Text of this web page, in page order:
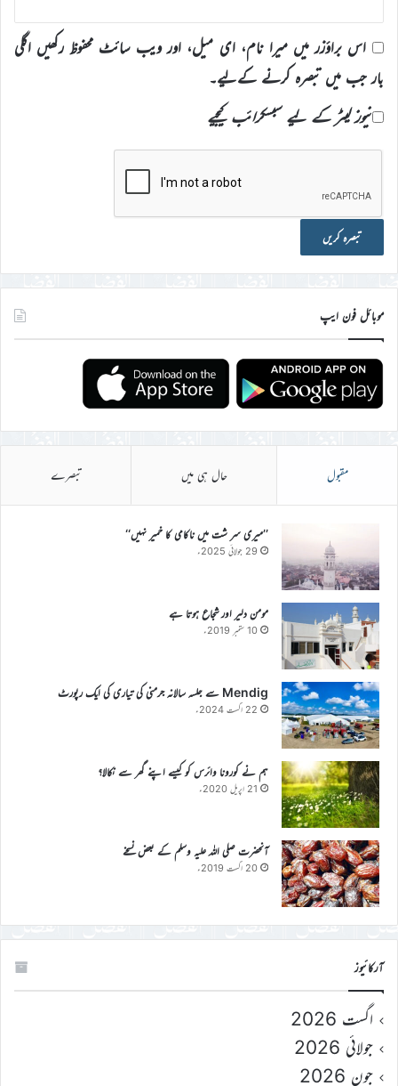
اس براؤزر میں میرا نام، ای میل، اور ویب سائٹ محفوظ رکھیں اگلی
بار جب میں تبصرہ کرنے کےلیے۔
نیوز لیٹر کے لیے سبسکرائب کیجیے
موبائل فون ایپ
مقبول حال ہی میں تبصرے
’’میری سر شت میں ناکامی کا خمیر نہیں‘‘
29 جولائی 2025ء
مومن دلیر اور شجاع ہوتا ہے
10 ستمبر 2019ء
Mendig سے جلسہ سالانہ جرمنی کی تیاری کی ایک رپورٹ
22 اگست 2024ء
ہم نے کورونا وائرس کو کیسے اپنے گھر سے نکالا؟
21 اپریل 2020ء
آنحضرت صلی اللہ علیہ وسلم کے بعض نسخے
20 اگست 2019ء
آرکائیوز
اگست 2026
جولائی 2026
جون 2026